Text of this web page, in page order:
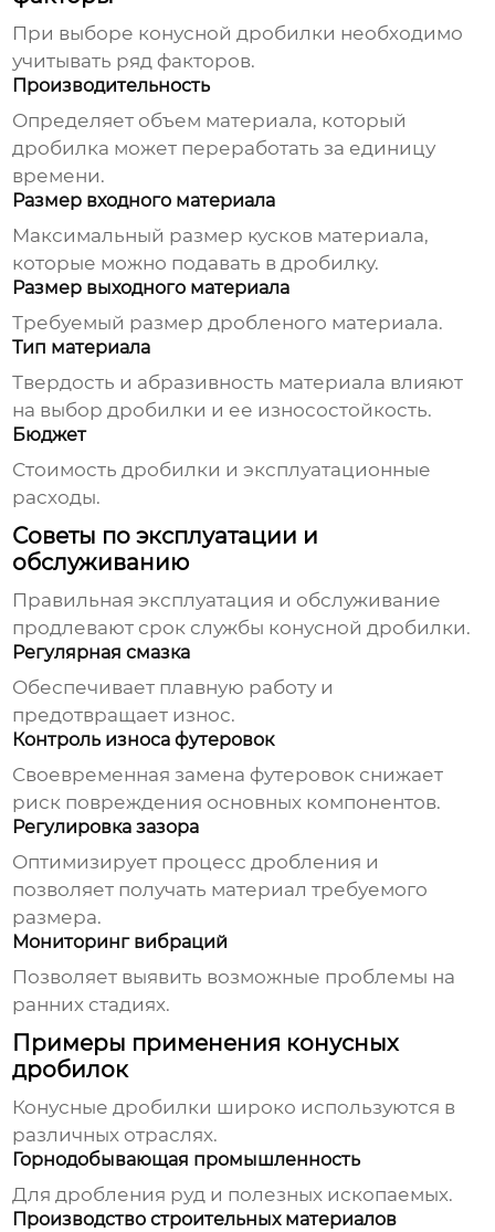
При выборе конусной дробилки необходимо
учитывать ряд факторов.
Производительность
Определяет объем материала, который
дробилка может переработать за единицу
времени.
Размер входного материала
Максимальный размер кусков материала,
которые можно подавать в дробилку.
Размер выходного материала
Требуемый размер дробленого материала.
Тип материала
Твердость и абразивность материала влияют
на выбор дробилки и ее износостойкость.
Бюджет
Стоимость дробилки и эксплуатационные
расходы.
Советы по эксплуатации и
обслуживанию
Правильная эксплуатация и обслуживание
продлевают срок службы конусной дробилки.
Регулярная смазка
Обеспечивает плавную работу и
предотвращает износ.
Контроль износа футеровок
Своевременная замена футеровок снижает
риск повреждения основных компонентов.
Регулировка зазора
Оптимизирует процесс дробления и
позволяет получать материал требуемого
размера.
Мониторинг вибраций
Позволяет выявить возможные проблемы на
ранних стадиях.
Примеры применения конусных
дробилок
Конусные дробилки широко используются в
различных отраслях.
Горнодобывающая промышленность
Для дробления руд и полезных ископаемых.
Производство строительных материалов